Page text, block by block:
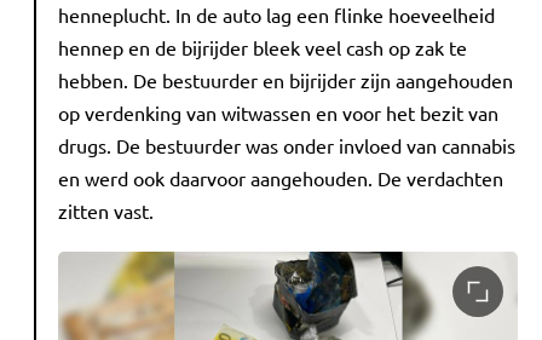
henneplucht. In de auto lag een flinke hoeveelheid
hennep en de bijrijder bleek veel cash op zak te
hebben. De bestuurder en bijrijder zijn aangehouden
op verdenking van witwassen en voor het bezit van
drugs. De bestuurder was onder invloed van cannabis
en werd ook daarvoor aangehouden. De verdachten
zitten vast.